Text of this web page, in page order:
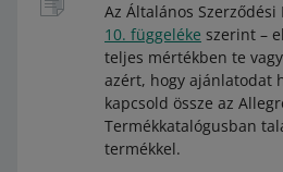
Az Általános
10. függeléke szerint –
teljes mértékben te
azért, hogy ajánlatodat
kapcsold össze az
Termékkatalógusban
termékkel.